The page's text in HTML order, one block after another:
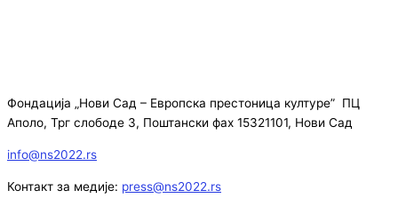
Фондација „Нови Сад – Европска престоница културе” ПЦ
Аполо, Трг слободе 3, Поштански фах 15321101, Нови Сад
info@ns2022.rs
Контакт за медије: press@ns2022.rs